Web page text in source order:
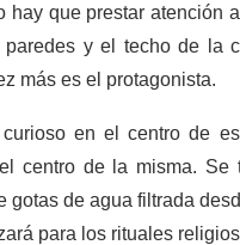
hay que prestar atención
paredes y el techo de la
más es el protagonista.
en el centro de
centro de la misma. Se
gotas de agua filtrada
para los rituales